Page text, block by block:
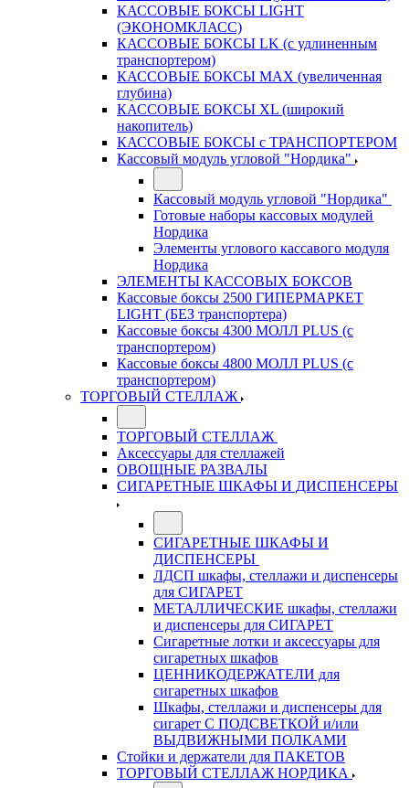
КАССОВЫЕ БОКСЫ LIGHT
(ЭКОНОМКЛАСС)
КАССОВЫЕ БОКСЫ LK (с удлиненным
транспортером)
КАССОВЫЕ БОКСЫ MAX (увеличенная
глубина)
КАССОВЫЕ БОКСЫ XL (широкий
накопитель)
КАССОВЫЕ БОКСЫ с ТРАНСПОРТЕРОМ
Кассовый модуль угловой "Нордика"
Кассовый модуль угловой "Нордика"
Готовые наборы кассовых модулей
Нордика
Элементы углового кассавого модуля
Нордика
ЭЛЕМЕНТЫ КАССОВЫХ БОКСОВ
Кассовые боксы 2500 ГИПЕРМАРКЕТ
LIGHT (БЕЗ транспортера)
Кассовые боксы 4300 МОЛЛ PLUS (с
транспортером)
Кассовые боксы 4800 МОЛЛ PLUS (с
транспортером)
ТОРГОВЫЙ СТЕЛЛАЖ
ТОРГОВЫЙ СТЕЛЛАЖ
Аксессуары для стеллажей
ОВОЩНЫЕ РАЗВАЛЫ
СИГАРЕТНЫЕ ШКАФЫ И ДИСПЕНСЕРЫ
СИГАРЕТНЫЕ ШКАФЫ И
ДИСПЕНСЕРЫ
ЛДСП шкафы, стеллажи и диспенсеры
для СИГАРЕТ
МЕТАЛЛИЧЕСКИЕ шкафы, стеллажи
и диспенсеры для СИГАРЕТ
Сигаретные лотки и аксессуары для
сигаретных шкафов
ЦЕННИКОДЕРЖАТЕЛИ для
сигаретных шкафов
Шкафы, стеллажи и диспенсеры для
сигарет С ПОДСВЕТКОЙ и/или
ВЫДВИЖНЫМИ ПОЛКАМИ
Стойки и держатели для ПАКЕТОВ
ТОРГОВЫЙ СТЕЛЛАЖ НОРДИКА